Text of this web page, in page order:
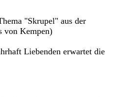
"Skrupel" aus der
von Kempen)
Liebenden erwartet die